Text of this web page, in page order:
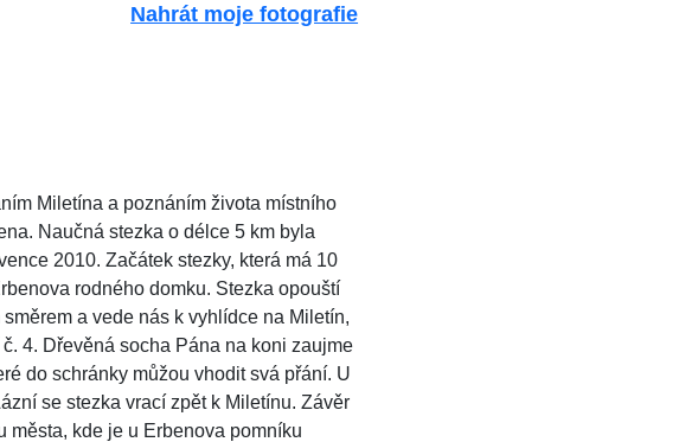
Nahrát moje fotografie
Miletína a poznáním života místního
Naučná stezka o délce 5 km byla
2010. Začátek stezky, která má 10
rodného domku. Stezka opouští
a vede nás k vyhlídce na Miletín,
4. Dřevěná socha Pána na koni zaujme
do schránky můžou vhodit svá přání. U
se stezka vrací zpět k Miletínu. Závěr
města, kde je u Erbenova pomníku